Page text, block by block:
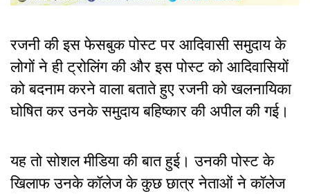
रजनी की इस फेसबुक पोस्ट पर आदिवासी समुदाय के
लोगों ने ही ट्रोलिंग की और इस पोस्ट को आदिवासियों
को बदनाम करने वाला बताते हुए रजनी को खलनायिका
घोषित कर उनके समुदाय बहिष्कार की अपील की गई।
यह तो सोशल मीडिया की बात हुई। उनकी पोस्ट के
खिलाफ उनके कॉलेज के कुछ छात्र नेताओं ने कॉलेज